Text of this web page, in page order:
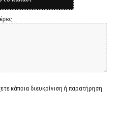
κάποια διευκρίνιση ή παρατήρηση